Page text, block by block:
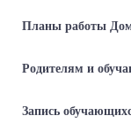
Планы работы
Родителям и
Запись